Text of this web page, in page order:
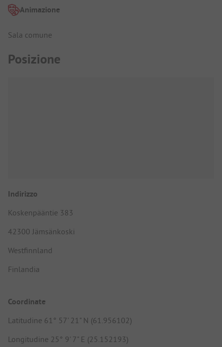
Animazione
Sala comune
Posizione
Indirizzo
Koskenpääntie 383
42300 Jämsänkoski
Westfinnland
Finlandia
Coordinate
Latitudine 61° 57' 21" N (61.956102)
Longitudine 25° 9' 7" E (25.152193)